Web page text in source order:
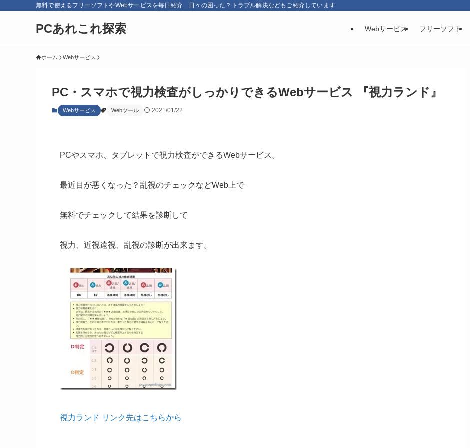
無料で使えるフリーソフトやWebサービスを毎日紹介 日々の困った？トラブル解決などもご紹介しています
PCあれこれ探索 Webサービス フリーソフト
ホーム Webサービス
PC・スマホで視力検査がしっかりできるWebサービス 『視力ランド』
Webサービス Webツール 2021/01/22
PCやスマホ、タブレットで視力検査ができるWebサービス。
最近目が悪くなった？乱視のチェックなどWeb上で
無料でチェックして結果を診断して
視力、近視遠視、乱視の診断が出来ます。
視力ランド リンク先はこちらから